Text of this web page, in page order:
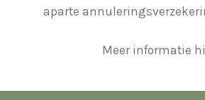
aparte
Meer informatie